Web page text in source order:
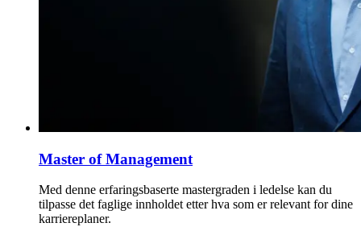
Master of Management
Med denne erfaringsbaserte mastergraden i ledelse kan du
tilpasse det faglige innholdet etter hva som er relevant for dine
karriereplaner.